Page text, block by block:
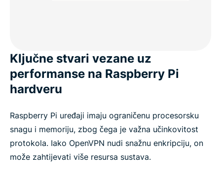
Ključne stvari vezane uz
performanse na Raspberry Pi
hardveru
Raspberry Pi uređaji imaju ograničenu procesorsku
snagu i memoriju, zbog čega je važna učinkovitost
protokola. Iako OpenVPN nudi snažnu enkripciju, on
može zahtijevati više resursa sustava.